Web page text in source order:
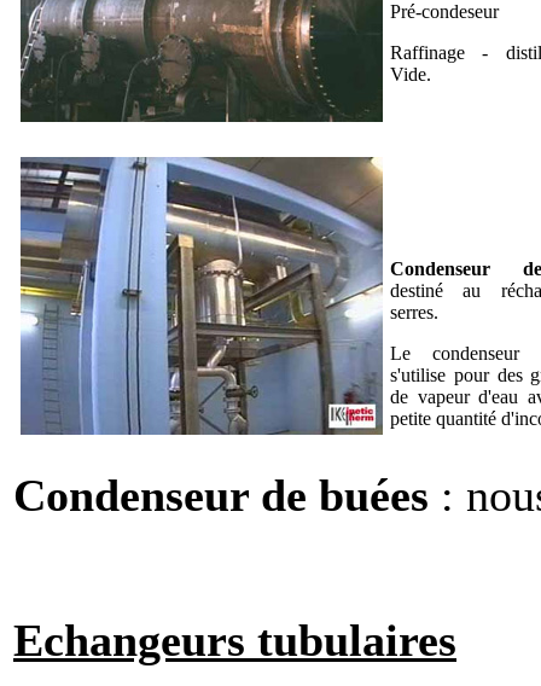
Pré-condeseur
Raffinage -
Vide.
Condenseur
destiné au
serres.
Le condenseur
s'utilise pour des
de vapeur d'eau
petite quantité
Condenseur de buées :
Echangeurs tubulaires